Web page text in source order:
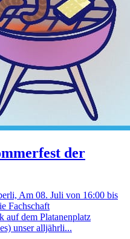
der
Am 08. Juli von 16:00 bis
Fachschaft
auf dem Platanenplatz
unser alljährli...